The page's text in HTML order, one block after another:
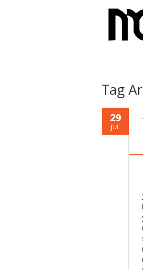
Tag
29
JUL